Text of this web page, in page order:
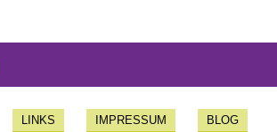
LINKS IMPRESSUM BLOG